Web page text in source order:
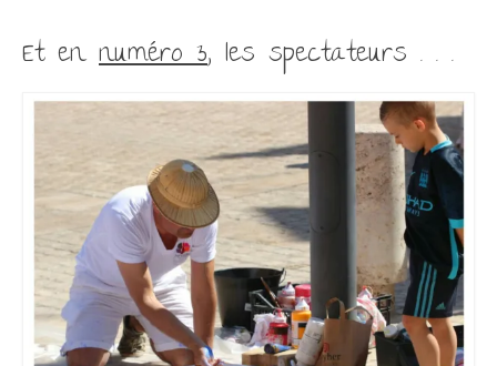
Et en numéro 3, les spectateurs . . .